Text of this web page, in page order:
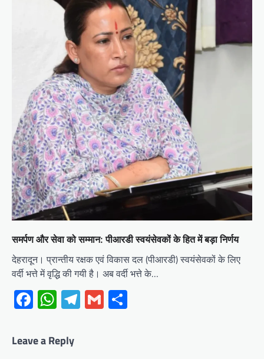
समर्पण और सेवा को सम्मान: पीआरडी स्वयंसेवकों के हित में बड़ा निर्णय
देहरादून। प्रान्तीय रक्षक एवं विकास दल (पीआरडी) स्वयंसेवकों के लिए
वर्दी भत्ते में वृद्धि की गयी है। अब वर्दी भत्ते के…
Facebook
WhatsApp
Telegram
Gmail
Leave a Reply